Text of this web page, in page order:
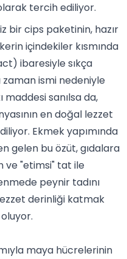
tercih ediliyor.
bir cips paketinin, hazır
içindekiler kısmında
ibaresiyle sıkça
zaman ismi nedeniyle
sanılsa da,
en doğal lezzet
Ekmek yapımında
gelen bu özüt, gıdalara
ve "etimsi" tat ile
peynir tadını
derinliği katmak
maya hücrelerinin